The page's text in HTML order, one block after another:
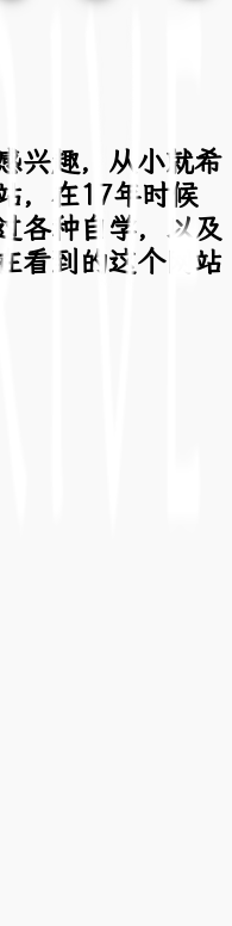
兴趣，从小就希
，在17年时候
各种自学，以及
看到的这个网站